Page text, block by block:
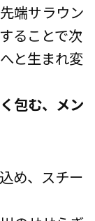
端サラウン
ることで次
と生まれ変
包む、メン
め、スチー